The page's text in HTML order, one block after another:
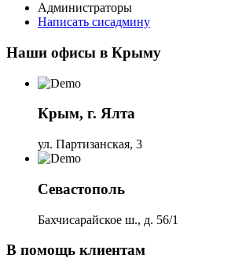
Администраторы
Написать сисадмину
Наши офисы в Крыму
Крым, г. Ялта
ул. Партизанская, 3
Севастополь
Бахчисарайское ш., д. 56/1
В помощь клиентам